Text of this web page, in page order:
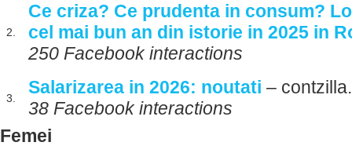
2.
Ce criza? Ce prudenta in consum?
cel mai bun an din istorie in 2025 in
250 Facebook interactions
3.
Salarizarea in 2026: noutati –
38 Facebook interactions
Femei